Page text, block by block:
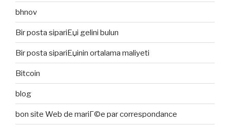
bhnov
Bir posta sipariЕџi gelini bulun
Bir posta sipariЕџinin ortalama maliyeti
Bitcoin
blog
bon site Web de mariГ©e par correspondance